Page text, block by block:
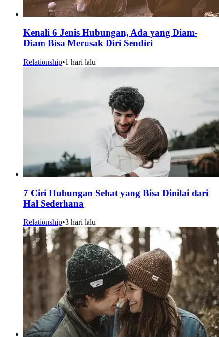
Kenali 6 Jenis Hubungan, Ada yang Diam-
Diam Bisa Merusak Diri Sendiri
Relationship•1 hari lalu
7 Ciri Hubungan Sehat yang Bisa Dinilai dari
Hal Sederhana
Relationship•3 hari lalu